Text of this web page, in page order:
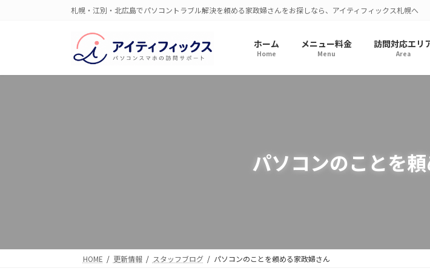
へ
ョ
札幌・江別・北広島でパソコントラブル解決を頼める家政婦さんをお探しなら、アイティフィックス札幌へ
ホーム
Home
メニュー料金
Menu
訪問対応エリ
Area
パソコンのことを
HOME 更新情報 スタッフブログ パソコンのことを頼める家政婦さん